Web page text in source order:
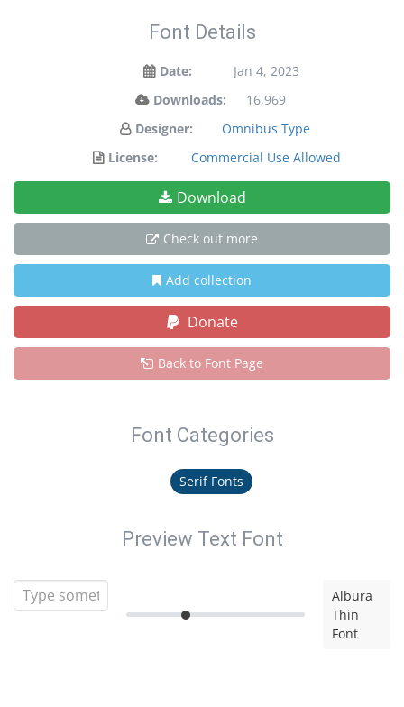
Font Details
Date:
Jan 4, 2023
Downloads:
16,969
Designer:
Omnibus Type
License:
Commercial Use Allowed
Download
Check out more
Add collection
Donate
Back to Font Page
Font Categories
Serif Fonts
Preview Text Font
Albura
Thin
Font